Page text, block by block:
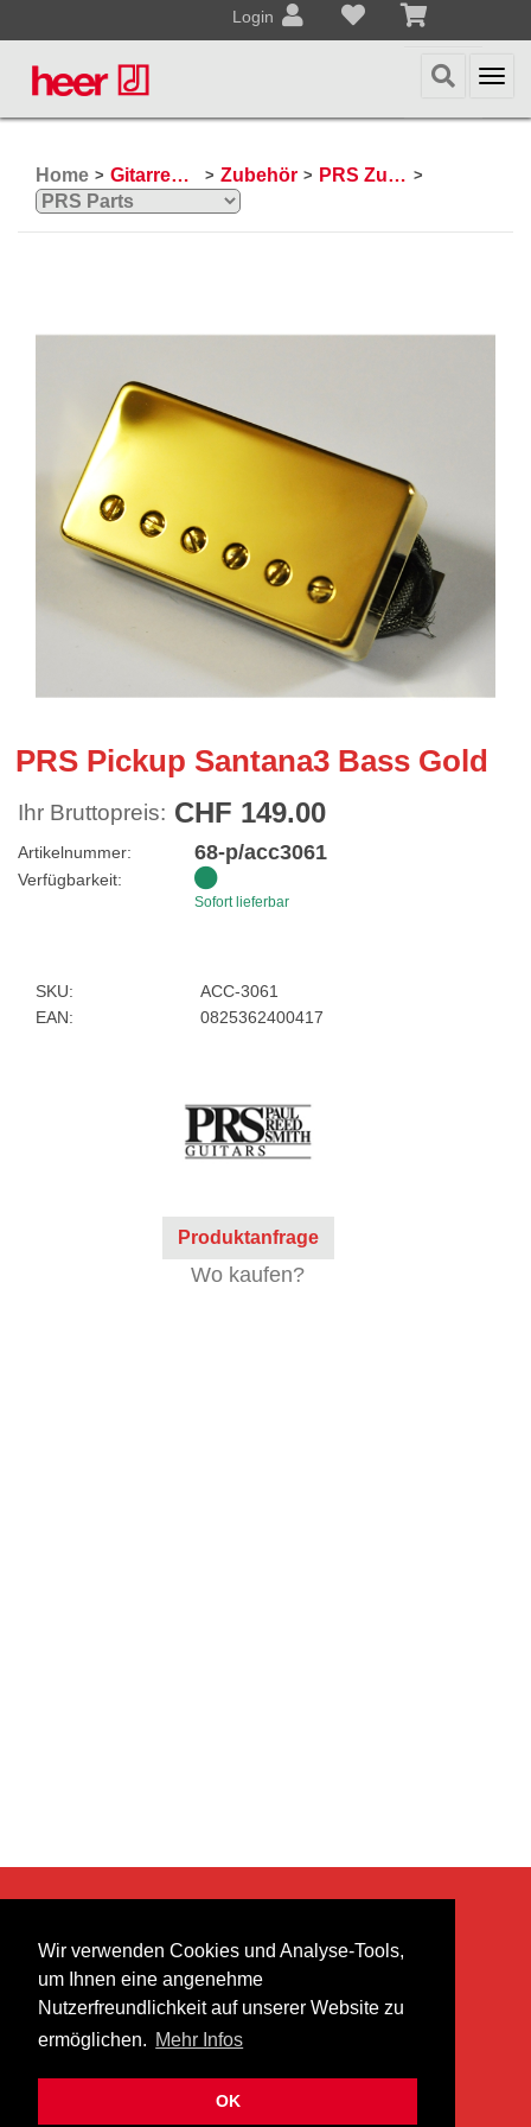
Wir verwenden Cookies und Analyse-Tools,
um Ihnen eine angenehme
Nutzerfreundlichkeit auf unserer Website zu
ermöglichen. Mehr Infos
OK
Login
Home > Gitarren / Zupfinstrumente > Zubehör > PRS Zubehör >
PRS Pickup Santana3 Bass Gold
Ihr Bruttopreis: CHF 149.00
Artikelnummer: 68-p/acc3061
Verfügbarkeit:
Sofort lieferbar
SKU:
ACC-3061
EAN:
0825362400417
Produktanfrage
Wo kaufen?
heer musik ag
Lättenstrasse 35
8952 Schlieren
info@heermusic.com